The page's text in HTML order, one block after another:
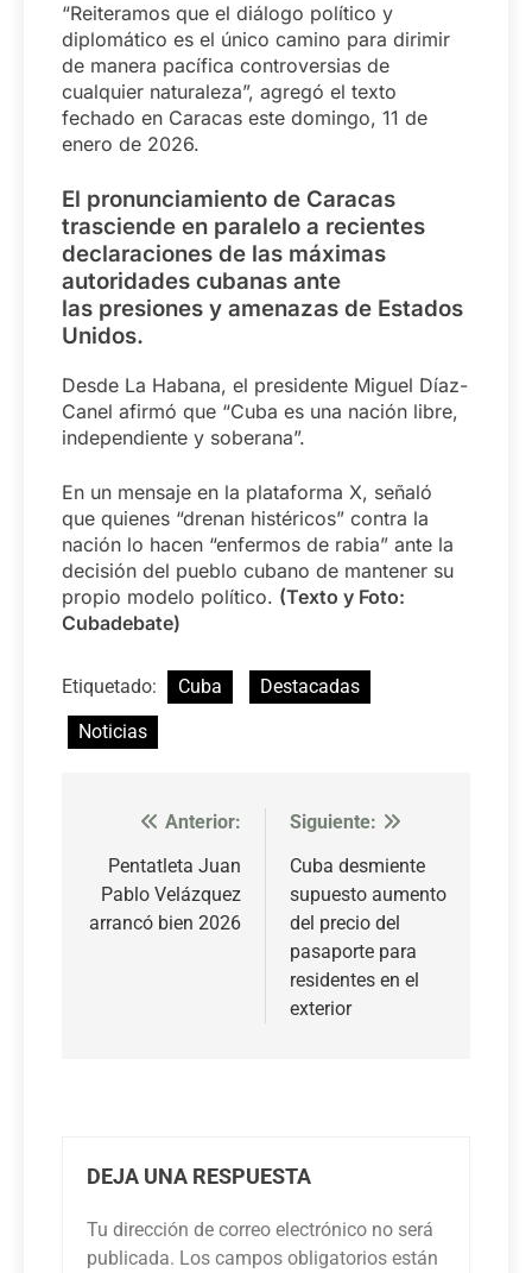
“Reiteramos que el diálogo político y
diplomático es el único camino para dirimir
de manera pacífica controversias de
cualquier naturaleza”, agregó el texto
fechado en Caracas este domingo, 11 de
enero de 2026.
El pronunciamiento de Caracas
trasciende en paralelo a recientes
declaraciones de las máximas
autoridades cubanas ante
las presiones y amenazas de Estados
Unidos.
Desde La Habana, el presidente Miguel Díaz-
Canel afirmó que “Cuba es una nación libre,
independiente y soberana”.
En un mensaje en la plataforma X, señaló
que quienes “drenan histéricos” contra la
nación lo hacen “enfermos de rabia” ante la
decisión del pueblo cubano de mantener su
propio modelo político. (Texto y Foto:
Cubadebate)
Etiquetado: Cuba
Destacadas
Noticias
Navegación
de
entradas
Anterior:
Pentatleta Juan
Pablo Velázquez
arrancó bien 2026
Siguiente:
Cuba desmiente
supuesto aumento
del precio del
pasaporte para
residentes en el
exterior
DEJA UNA RESPUESTA
Tu dirección de correo electrónico no será
publicada. Los campos obligatorios están